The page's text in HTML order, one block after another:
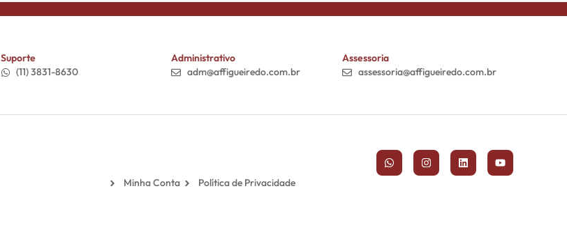
Suporte
(11) 3831-8630
Administrativo
adm@affigueiredo.com.br
Assessoria
assessoria@affigueiredo.com.br
Minha Conta Política de Privacidade